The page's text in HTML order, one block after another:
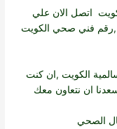
اتصل الان علي
رقم فني صحي الكويت
الكويت ,ان كنت
ان نتعاون معك
الصحي